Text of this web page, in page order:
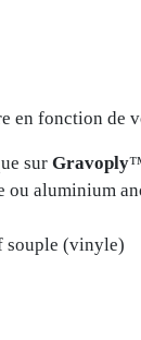
en fonction de
sur Gravoply
aluminium
souple (vinyle)